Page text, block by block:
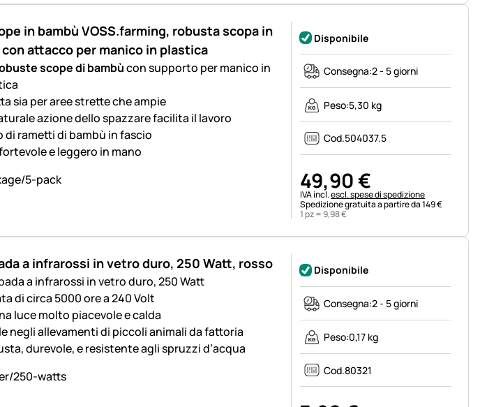
in bambù VOSS.farming, robusta scopa in
attacco per manico in plastica
scope di bambùcon supporto per manico in
sia per aree strette che ampie
azione dello spazzare facilita il lavoro
di rametti di bambù in fascio
e leggero in mano
Disponibile
Consegna:2 - 5 giorni
Peso:5,30 kg
Cod.504037.5
49,90€
Informazioni fiscali:
IVA incl.escl. spese di spedizione
Spedizione gratuita a partire da 149 €
1 pz =9,98€
a infrarossi in vetro duro, 250 Watt, rosso
a infrarossi in vetro duro, 250 Watt
di circa 5000 ore a 240 Volt
luce molto piacevole e calda
negli allevamenti di piccoli animali da fattoria
durevole, e resistente agli spruzzi d’acqua
Disponibile
Consegna:2 - 5 giorni
Peso:0,17 kg
Cod.80321